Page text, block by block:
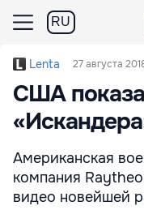
RU
Lenta 27 августа
США
Американская
компания
видео новейшей